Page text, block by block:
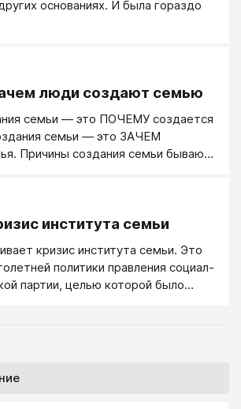
основаниях. И была гораздо
люди создают семью
семьи — это ПОЧЕМУ создается
семьи — это ЗАЧЕМ
Причины создания семьи бывают
института семьи
кризис института семьи. Это
политики правления социал-
партии, целью которой было
слоев общества. Доля
продукта, затрачиваемая, к